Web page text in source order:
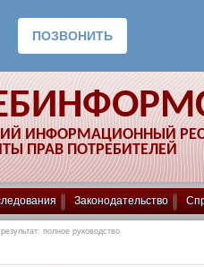
ИНФОРМАЦИОННЫЙ
ПРАВ ПОТРЕБИТЕЛЕЙ
Законодательство
полное руководство